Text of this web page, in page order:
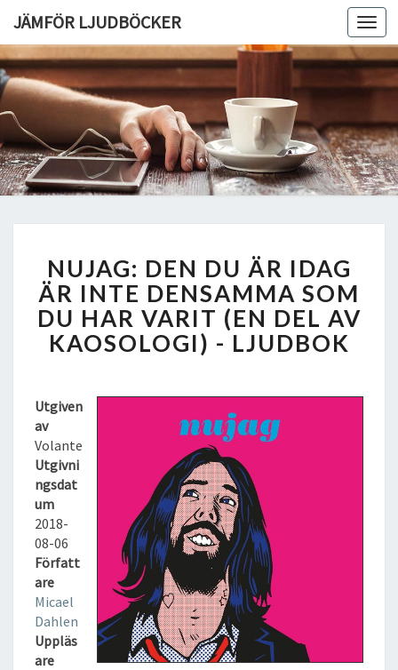
JÄMFÖR LJUDBÖCKER
U
J
A
G
:
D
U
Ä
R
I
D
A
G
R
I
N
T
NUJAG: DEN DU ÄR IDAG
ÄR INTE DENSAMMA SOM
DU HAR VARIT (EN DEL AV
KAOSOLOGI) - LJUDBOK
Utgiven
av
Volante
Utgivni
ngsdat
um
2018-
08-06
Författ
are
Micael
Dahlen
Uppläs
are